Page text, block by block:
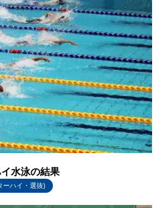
水泳の結果
ーハイ・選抜)